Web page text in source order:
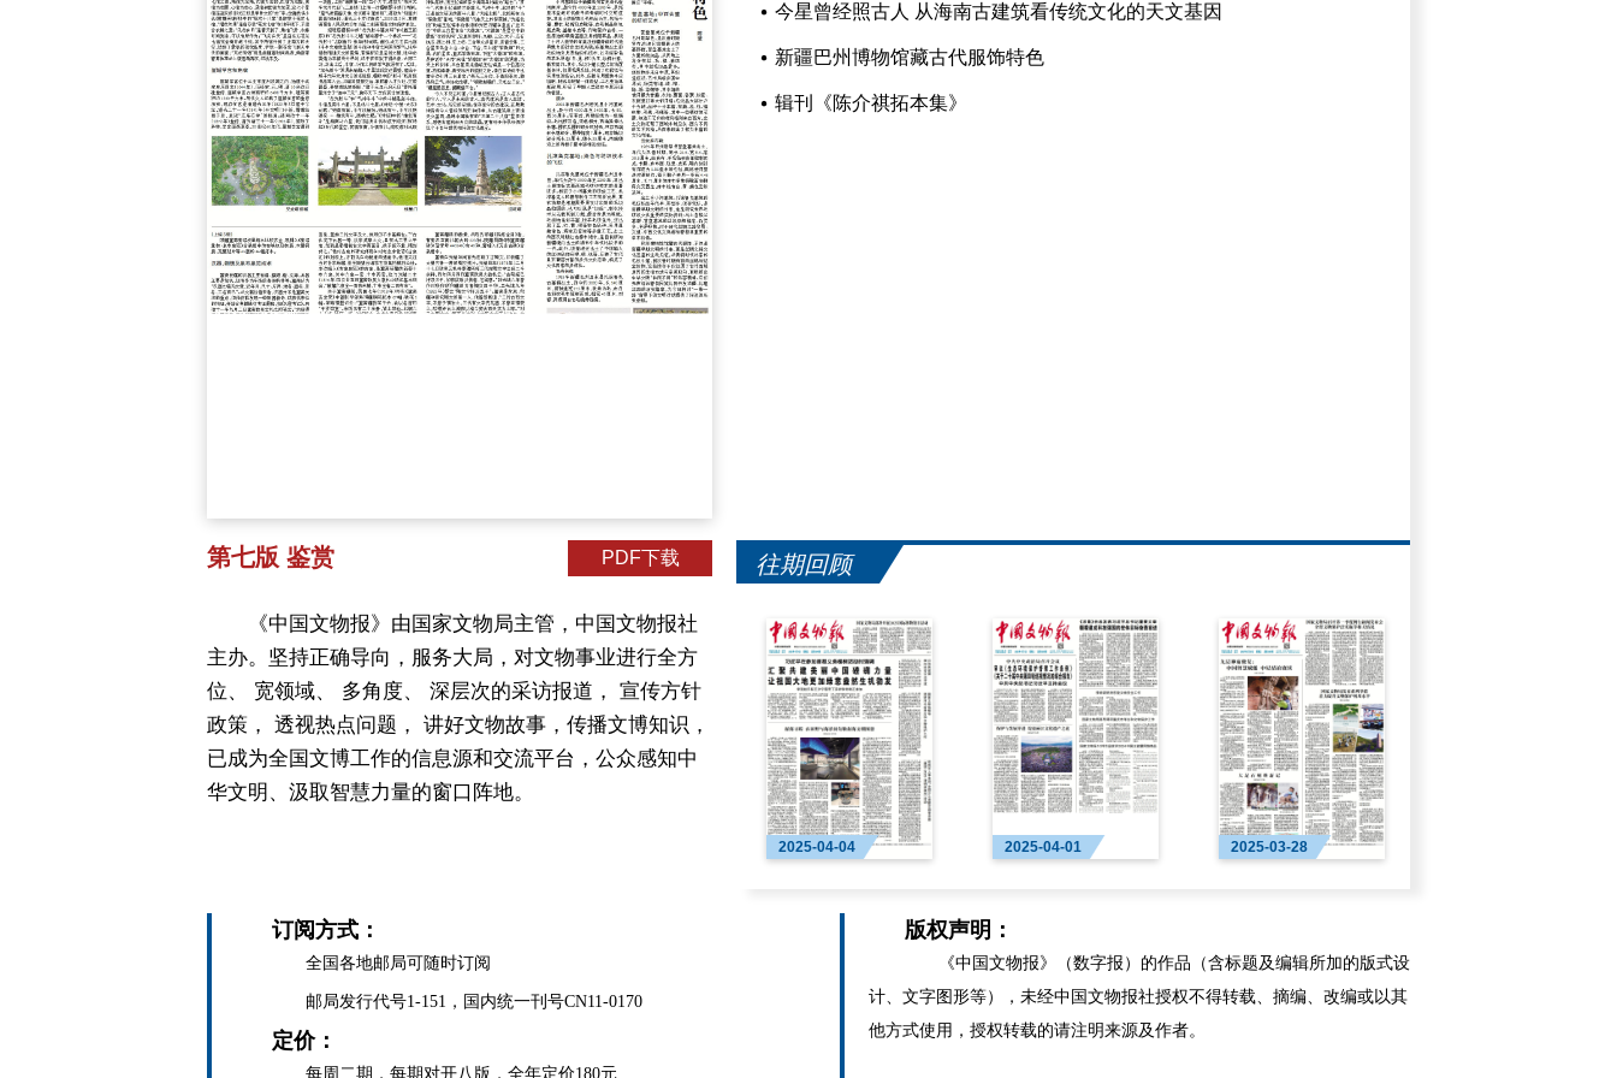
第七版 鉴赏 PDF下载
《中国文物报》由国家文物局主管，中国文物报社
主办。坚持正确导向，服务大局，对文物事业进行全方
位、 宽领域、 多角度、 深层次的采访报道， 宣传方针
政策， 透视热点问题， 讲好文物故事，传播文博知识，
已成为全国文博工作的信息源和交流平台，公众感知中
华文明、汲取智慧力量的窗口阵地。
今星曾经照古人 从海南古建筑看传统文化的天文基因
新疆巴州博物馆藏古代服饰特色
辑刊《陈介祺拓本集》
往期回顾
2025-04-04 2025-04-01 2025-03-28
订阅方式：
全国各地邮局可随时订阅
邮局发行代号1-151，国内统一刊号CN11-0170
定价：
每周二期，每期对开八版，全年定价180元
版权声明：
《中国文物报》（数字报）的作品（含标题及编辑所加的版式设
计、文字图形等），未经中国文物报社授权不得转载、摘编、改编或以其
他方式使用，授权转载的请注明来源及作者。